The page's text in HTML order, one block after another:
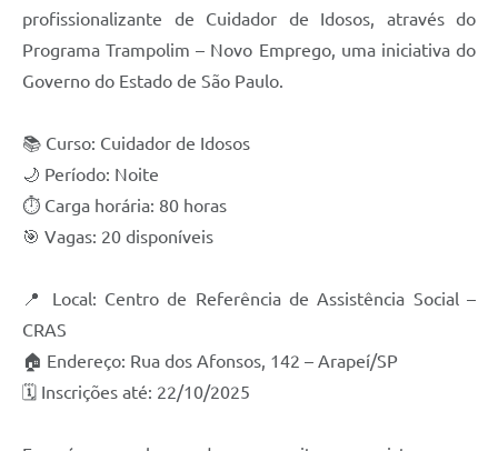
Emprega
SIC
Planejamento
profissionalizante de Cuidador de Idosos, através do
Programa Trampolim – Novo Emprego, uma iniciativa do
Governo do Estado de São Paulo.
📚 Curso: Cuidador de Idosos
🌙 Período: Noite
⏱ Carga horária: 80 horas
🎯 Vagas: 20 disponíveis
📍 Local: Centro de Referência de Assistência Social –
CRAS
🏠 Endereço: Rua dos Afonsos, 142 – Arapeí/SP
🗓 Inscrições até: 22/10/2025